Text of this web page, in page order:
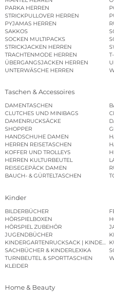
PARKA HERREN
STRICKPULLOVER HERREN
PYJAMAS HERREN
SAKKOS
SOCKEN MULTIPACKS
STRICKJACKEN HERREN
TRACHTENMODE HERREN
ÜBERGANGSJACKEN HERREN
UNTERWÄSCHE HERREN
Taschen & Accessoires
DAMENTASCHEN
CLUTCHES UND MINIBAGS
DAMENRUCKSÄCKE
SHOPPER
HANDSCHUHE DAMEN
HERREN REISETASCHEN
KOFFER UND TROLLEYS
HERREN KULTURBEUTEL
REISEGEPÄCK DAMEN
BAUCH- & GÜRTELTASCHEN
Kinder
BILDERBÜCHER
HÖRSPIELBOXEN
HÖRSPIEL ZUBEHÖR
JUGENDBÜCHER
SACHBÜCHER & KINDERLEXIKA
TURNBEUTEL & SPORTTASCHEN
KLEIDER
Home & Beauty